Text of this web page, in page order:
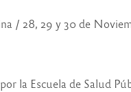
/ 28, 29 y 30 de
la Escuela de Salud